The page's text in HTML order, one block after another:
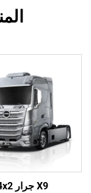
X9 جرار 4x2